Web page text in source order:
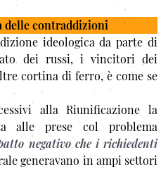
delle contraddizioni
ideologica da parte di
dei russi, i vincitori dei
cortina di ferro, è come se
alla Riunificazione la
alle prese col problema
negativo che i richiedenti
generavano in ampi settori